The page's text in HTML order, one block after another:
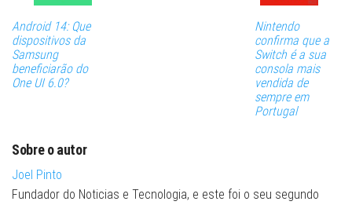
Android 14: Que
dispositivos da
Samsung
beneficiarão do
One UI 6.0?
Nintendo
confirma que a
Switch é a sua
consola mais
vendida de
sempre em
Portugal
Sobre o autor
Joel Pinto
Fundador do Noticias e Tecnologia, e este foi o seu segundo